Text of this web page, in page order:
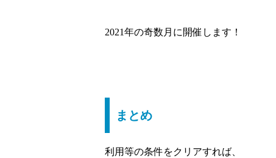
2021年の奇数月に開催します！
まとめ
利用等の条件をクリアすれば、